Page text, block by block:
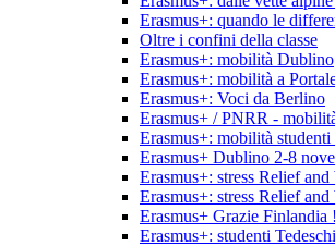
Erasmus+: quando le
Oltre i confini della classe
Erasmus+: mobilità Dublino
Erasmus+: mobilità a
Erasmus+: Voci da Berlino
Erasmus+ / PNRR -
Erasmus+: mobilità
Erasmus+ Dublino 2-8
Erasmus+: stress Relief
Erasmus+: stress Relief
Erasmus+ Grazie Finlandia
Erasmus+: studenti